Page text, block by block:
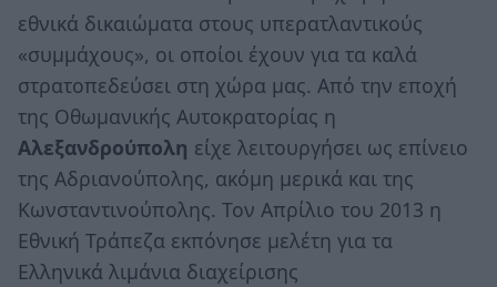
εθνικά δικαιώματα στους υπερατλαντικούς
«συμμάχους», οι οποίοι έχουν για τα καλά
στρατοπεδεύσει στη χώρα μας. Από την εποχή
της Οθωμανικής Aυτοκρατορίας η
Αλεξανδρούπολη είχε λειτουργήσει ως επίνειο
της Αδριανούπολης, ακόμη μερικά και της
Κωνσταντινούπολης. Τον Απρίλιο του 2013 η
Εθνική Τράπεζα εκπόνησε μελέτη για τα
Ελληνικά λιμάνια διαχείρισης